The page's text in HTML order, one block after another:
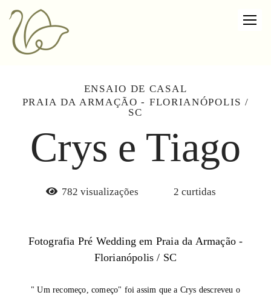
ENSAIO DE CASAL
PRAIA DA ARMAÇÃO - FLORIANÓPOLIS /
SC
Crys e Tiago
782 visualizações 2 curtidas
Fotografia Pré Wedding em Praia da Armação -
Florianópolis / SC
" Um recomeço, começo" foi assim que a Crys descreveu o